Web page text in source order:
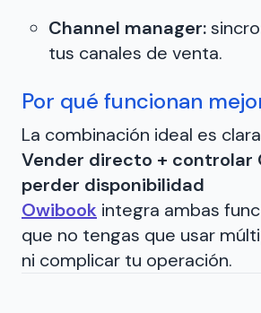
Channel manager:
tus canales de venta.
Por qué funcionan
La combinación ideal es
Vender directo + controlar
perder disponibilidad
Owibook integra ambas
que no tengas que usar
ni complicar tu operación.